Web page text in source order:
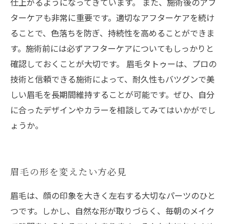
ターケアも非常に重要です。適切なアフターケアを続け
ることで、色落ちを防ぎ、持続性を高めることができま
す。施術前には必ずアフターケアについてもしっかりと
確認しておくことが大切です。 眉毛タトゥーは、プロの
技術と信頼できる施術によって、耐久性もバツグンで美
しい眉毛を長期間維持することが可能です。ぜひ、自分
に合ったデザインやカラーを相談してみてはいかがでし
ょうか。
眉毛の形を変えたい方必見
眉毛は、顔の印象を大きく左右する大切なパーツのひと
つです。しかし、自然な形が取りづらく、毎朝のメイク